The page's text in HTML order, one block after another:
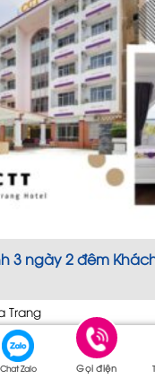
3 ngày 2 đêm
Trang
Chat Zalo Gọi điện